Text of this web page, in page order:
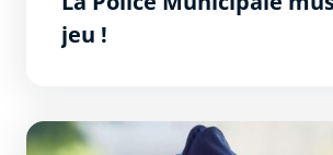
jeu !
La Police Nationale recrute dans la